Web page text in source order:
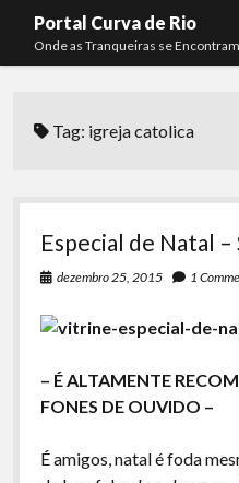
Portal Curva de Rio
Onde as Tranqueiras se Encontram
menu
Curva de Rio
Komos
Boca do Lixo
Rachão na Beira do RIo
Arquivo CDR
Papo Tranqueira
Membros
open
Mateus Mantoan
Rafael Almeida
Tag: igreja catolica
Especial de Natal
dezembro 25, 2015 1
– É ALTAMENTE
FONES DE OUVIDO –
É amigos, natal é foda